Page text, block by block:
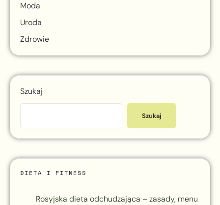
Moda
Uroda
Zdrowie
Szukaj
Szukaj
DIETA I FITNESS
Rosyjska dieta odchudzająca – zasady, menu